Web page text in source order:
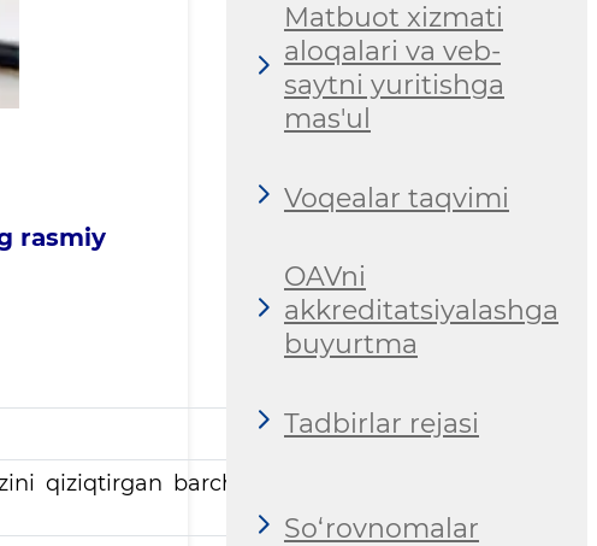
rasmiy
qiziqtirgan barcha
Matbuot xizmati
aloqalari va veb-
saytni yuritishga
mas'ul
Voqealar taqvimi
OAVni
akkreditatsiyalashga
buyurtma
Tadbirlar rejasi
So‘rovnomalar